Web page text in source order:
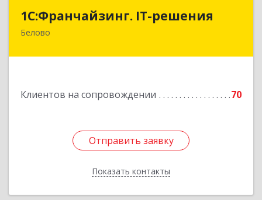
1С:Франчайзинг. IT-решения
Белово
Клиентов на сопровождении 70
Отправить заявку
Показать контакты
1С:Франчайзинг. IT-решения
Отправить заявку
Назад